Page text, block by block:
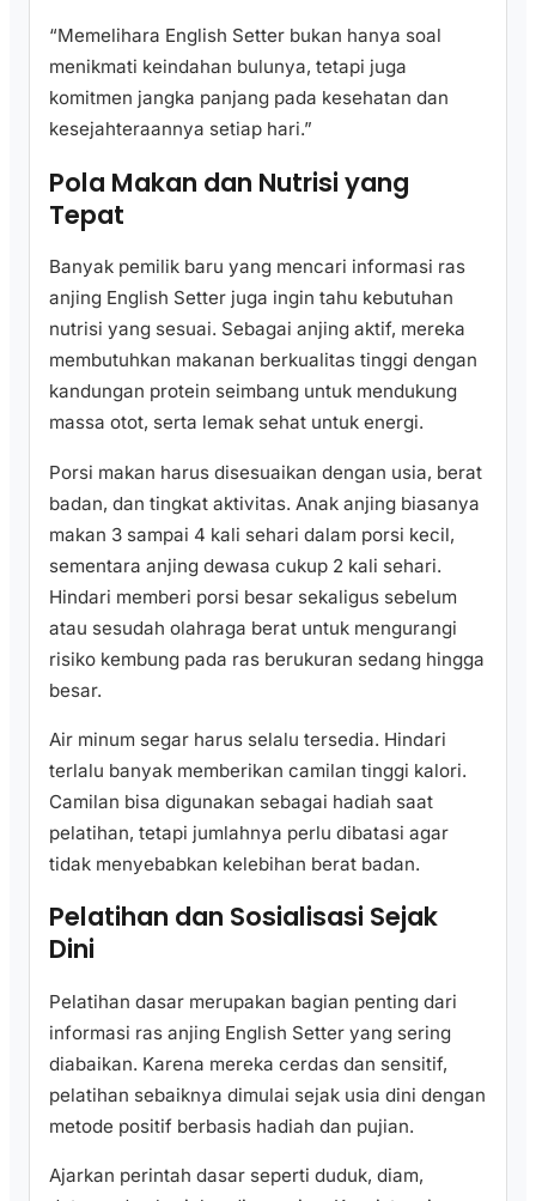
“Memelihara English Setter bukan hanya soal
menikmati keindahan bulunya, tetapi juga
komitmen jangka panjang pada kesehatan dan
kesejahteraannya setiap hari.”
Pola Makan dan Nutrisi yang
Tepat
Banyak pemilik baru yang mencari informasi ras
anjing English Setter juga ingin tahu kebutuhan
nutrisi yang sesuai. Sebagai anjing aktif, mereka
membutuhkan makanan berkualitas tinggi dengan
kandungan protein seimbang untuk mendukung
massa otot, serta lemak sehat untuk energi.
Porsi makan harus disesuaikan dengan usia, berat
badan, dan tingkat aktivitas. Anak anjing biasanya
makan 3 sampai 4 kali sehari dalam porsi kecil,
sementara anjing dewasa cukup 2 kali sehari.
Hindari memberi porsi besar sekaligus sebelum
atau sesudah olahraga berat untuk mengurangi
risiko kembung pada ras berukuran sedang hingga
besar.
Air minum segar harus selalu tersedia. Hindari
terlalu banyak memberikan camilan tinggi kalori.
Camilan bisa digunakan sebagai hadiah saat
pelatihan, tetapi jumlahnya perlu dibatasi agar
tidak menyebabkan kelebihan berat badan.
Pelatihan dan Sosialisasi Sejak
Dini
Pelatihan dasar merupakan bagian penting dari
informasi ras anjing English Setter yang sering
diabaikan. Karena mereka cerdas dan sensitif,
pelatihan sebaiknya dimulai sejak usia dini dengan
metode positif berbasis hadiah dan pujian.
Ajarkan perintah dasar seperti duduk, diam,